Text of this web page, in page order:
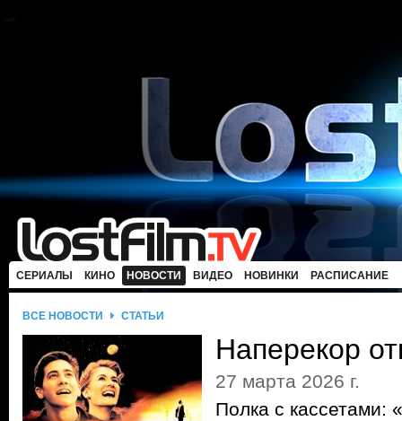
СЕРИАЛЫ КИНО НОВОСТИ ВИДЕО НОВИНКИ РАСПИСАНИЕ
ВСЕ НОВОСТИ СТАТЬИ
Наперекор
27 марта 2026 г.
Полка с кассетами: